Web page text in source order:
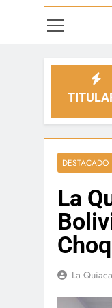
rechazó la
DESTACADO
La
La